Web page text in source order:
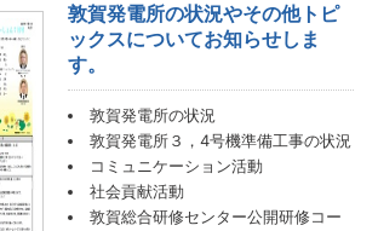
敦賀発電所の状況やその他トピ
ックスについてお知らせしま
す。
敦賀発電所の状況
敦賀発電所３，4号機準備工事の状況
コミュニケーション活動
社会貢献活動
敦賀総合研修センター公開研修コー